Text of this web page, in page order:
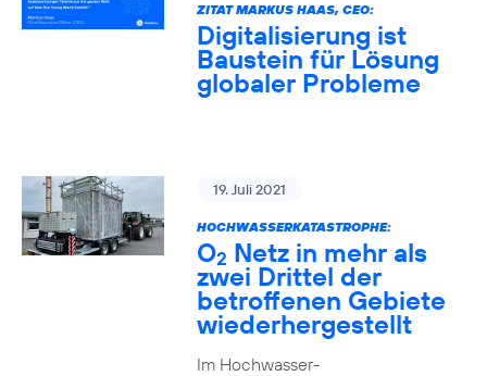
ZITAT MARKUS HAAS, CEO:
Digitalisierung ist
Baustein für Lösung
globaler Probleme
19. Juli 2021
HOCHWASSERKATASTROPHE:
O2 Netz in mehr als
zwei Drittel der
betroffenen Gebiete
wiederhergestellt
Im Hochwasser-